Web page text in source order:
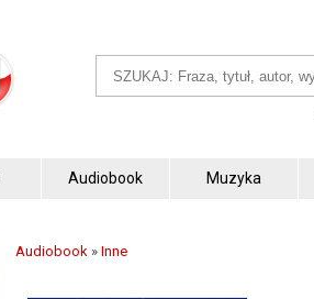
Audiobook Muzyka
Audiobook » Inne